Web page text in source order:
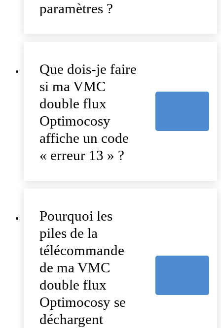
paramètres ?
Que dois-je faire
si ma VMC
double flux
Optimocosy
affiche un code
« erreur 13 » ?
Pourquoi les
piles de la
télécommande
de ma VMC
double flux
Optimocosy se
déchargent